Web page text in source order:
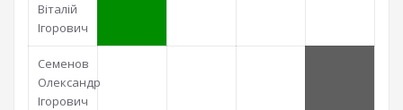
Віталій
Ігорович
Семенов
Олександр
Ігорович